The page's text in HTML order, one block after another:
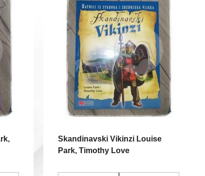
Skandinavski Vikinzi Louise
Park, Timothy Love